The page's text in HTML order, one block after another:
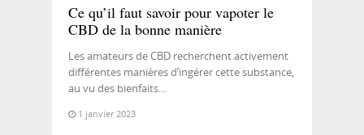
Ce qu’il faut savoir pour vapoter le
CBD de la bonne manière
Les amateurs de CBD recherchent activement
différentes manières d’ingérer cette substance,
au vu des bienfaits…
1 janvier 2023